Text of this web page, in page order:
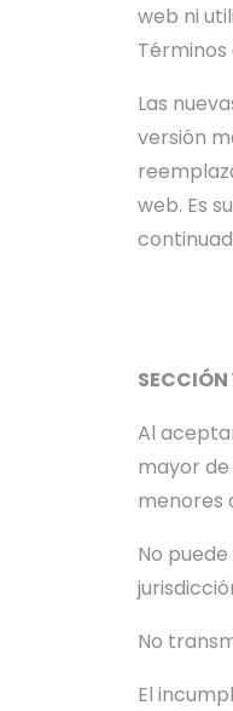
web ni
Términos
Las
versión
web. Es
SECCIÓN
Al
mayor
menores
No
No
El